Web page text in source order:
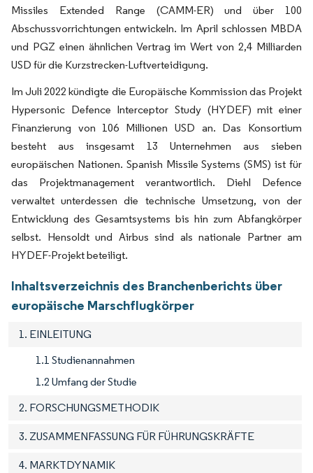
Missiles Extended Range (CAMM-ER) und über 100
Abschussvorrichtungen entwickeln. Im April schlossen MBDA
und PGZ einen ähnlichen Vertrag im Wert von 2,4 Milliarden
USD für die Kurzstrecken-Luftverteidigung.
Im Juli 2022 kündigte die Europäische Kommission das Projekt
Hypersonic Defence Interceptor Study (HYDEF) mit einer
Finanzierung von 106 Millionen USD an. Das Konsortium
besteht aus insgesamt 13 Unternehmen aus sieben
europäischen Nationen. Spanish Missile Systems (SMS) ist für
das Projektmanagement verantwortlich. Diehl Defence
verwaltet unterdessen die technische Umsetzung, von der
Entwicklung des Gesamtsystems bis hin zum Abfangkörper
selbst. Hensoldt und Airbus sind als nationale Partner am
HYDEF-Projekt beteiligt.
Inhaltsverzeichnis des Branchenberichts über
europäische Marschflugkörper
1. EINLEITUNG
1.1 Studienannahmen
1.2 Umfang der Studie
2. FORSCHUNGSMETHODIK
3. ZUSAMMENFASSUNG FÜR FÜHRUNGSKRÄFTE
4. MARKTDYNAMIK